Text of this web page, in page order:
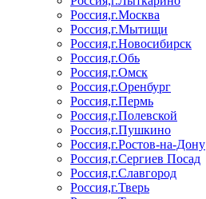
Россия,г.Москва
Россия,г.Мытищи
Россия,г.Новосибирск
Россия,г.Обь
Россия,г.Омск
Россия,г.Оренбург
Россия,г.Пермь
Россия,г.Полевской
Россия,г.Пушкино
Россия,г.Ростов-на-Дону
Россия,г.Сергиев Посад
Россия,г.Славгород
Россия,г.Тверь